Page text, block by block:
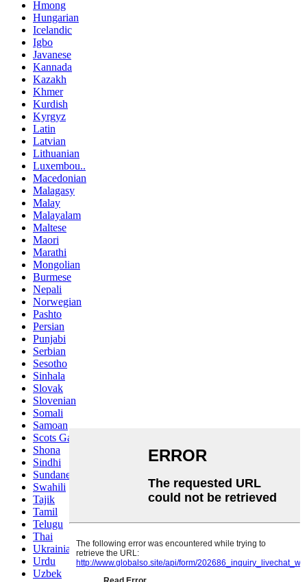
Hmong
Hungarian
Icelandic
Igbo
Javanese
Kannada
Kazakh
Khmer
Kurdish
Kyrgyz
Latin
Latvian
Lithuanian
Luxembou..
Macedonian
Malagasy
Malay
Malayalam
Maltese
Maori
Marathi
Mongolian
Burmese
Nepali
Norwegian
Pashto
Persian
Punjabi
Serbian
Sesotho
Sinhala
Slovak
Slovenian
Somali
Samoan
Scots Gaelic
Shona
Sindhi
Sundanese
Swahili
Tajik
Tamil
Telugu
Thai
Ukrainian
Urdu
Uzbek